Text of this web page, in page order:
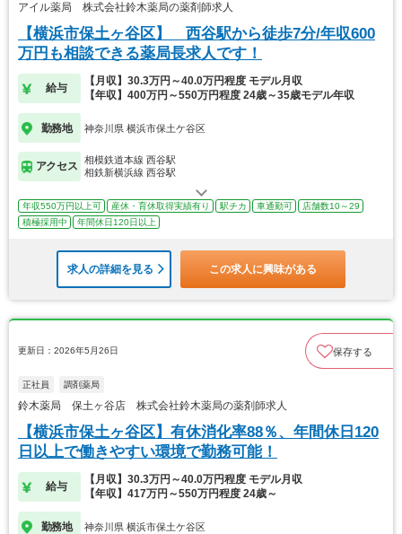
アイル薬局 株式会社鈴木薬局の薬剤師求人
【横浜市保土ヶ谷区】 西谷駅から徒歩7分/年収600
万円も相談できる薬局長求人です！
給与
【月収】30.3万円～40.0万円程度 モデル月収
【年収】400万円～550万円程度 24歳～35歳モデル年収
勤務地 神奈川県 横浜市保土ケ谷区
アクセス
相模鉄道本線 西谷駅
相鉄新横浜線 西谷駅
年収550万円以上可 産休・育休取得実績有り 駅チカ 車通勤可
店舗数10～29
積極採用中
年間休日120日以上
求人の詳細を見る この求人に興味がある
更新日：2026年5月26日 保存する
正社員 調剤薬局
鈴木薬局 保土ヶ谷店 株式会社鈴木薬局の薬剤師求人
【横浜市保土ヶ谷区】有休消化率88％、年間休日120
日以上で働きやすい環境で勤務可能！
給与
【月収】30.3万円～40.0万円程度 モデル月収
【年収】417万円～550万円程度 24歳～
勤務地 神奈川県 横浜市保土ケ谷区